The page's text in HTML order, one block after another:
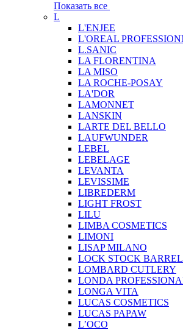
Показать все
L
L'ENJEE
L'OREAL
L.SANIC
LA FLORENTINA
LA MISO
LA ROCHE-POSAY
LA'DOR
LAMONNET
LANSKIN
LARTE DEL BELLO
LAUFWUNDER
LEBEL
LEBELAGE
LEVANTA
LEVISSIME
LIBREDERM
LIGHT FROST
LILU
LIMBA COSMETICS
LIMONI
LISAP MILANO
LOCK STOCK BARREL
LOMBARD CUTLERY
LONDA
LONGA VITA
LUCAS COSMETICS
LUCAS PAPAW
L’OCO